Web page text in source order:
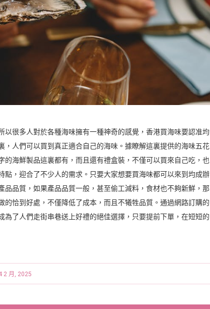
以很多人對於各種海味擁有一種神奇的感覺，香港買海味要認准均
人們可以買到真正適合自己的海味。據瞭解這裏提供的海味五花
海鮮製品這裏都有，而且還有禮盒裝，不僅可以買來自己吃，也
，迎合了不少人的需求。只要大家想要買海味都可以來到均成辦
品質，如果產品品質一般，甚至偷工減料，食材也不夠新鮮，那
恰到好處，不僅降低了成本，而且不犧牲品質。通過網路訂購的
了人們走街串巷送上好禮的絕佳選擇，只要提前下單，在短短的
2 月, 2025